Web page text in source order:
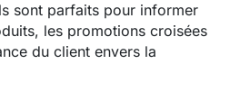
sont parfaits pour informer
les promotions croisées
du client envers la